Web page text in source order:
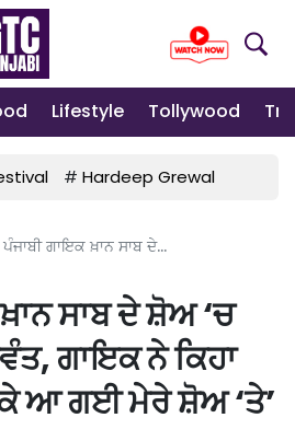
Lifestyle Tollywood
# Hardeep Grewal
ਪੰਜਾਬੀ ਗਾਇਕ ਖ਼ਾਨ ਸਾਬ ਦੇ...
ਸਾਬ ਦੇ ਸ਼ੋਅ ‘ਚ
ਗਾਇਕ ਨੇ ਕਿਹਾ
ਕੇ ਆ ਗਈ ਮੇਰੇ ਸ਼ੋਅ ‘ਤੇ’